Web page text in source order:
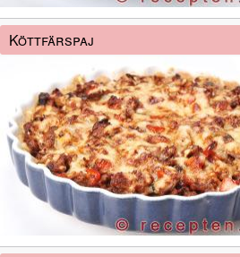
Köttfärspaj